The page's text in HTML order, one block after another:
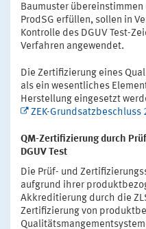
Baumuster
ProdSG erfüllen, sollen in
Kontrolle des DGUV Test-
Verfahren angewendet.
Die Zertifizierung eines
als ein wesentliches
Herstellung eingesetzt
ZEK-
QM-Zertifizierung durch
DGUV Test
Die Prüf- und
aufgrund ihrer
Akkreditierung durch die
Zertifizierung von